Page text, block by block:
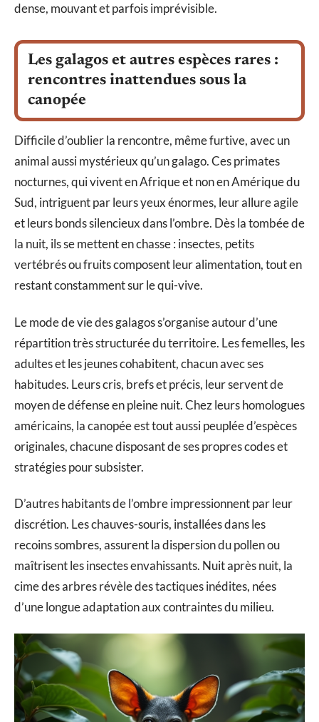
dense, mouvant et parfois imprévisible.
Les galagos et autres espèces rares :
rencontres inattendues sous la
canopée
Difficile d’oublier la rencontre, même furtive, avec un
animal aussi mystérieux qu’un galago. Ces primates
nocturnes, qui vivent en Afrique et non en Amérique du
Sud, intriguent par leurs yeux énormes, leur allure agile
et leurs bonds silencieux dans l’ombre. Dès la tombée de
la nuit, ils se mettent en chasse : insectes, petits
vertébrés ou fruits composent leur alimentation, tout en
restant constamment sur le qui-vive.
Le mode de vie des galagos s’organise autour d’une
répartition très structurée du territoire. Les femelles, les
adultes et les jeunes cohabitent, chacun avec ses
habitudes. Leurs cris, brefs et précis, leur servent de
moyen de défense en pleine nuit. Chez leurs homologues
américains, la canopée est tout aussi peuplée d’espèces
originales, chacune disposant de ses propres codes et
stratégies pour subsister.
D’autres habitants de l’ombre impressionnent par leur
discrétion. Les chauves-souris, installées dans les
recoins sombres, assurent la dispersion du pollen ou
maîtrisent les insectes envahissants. Nuit après nuit, la
cime des arbres révèle des tactiques inédites, nées
d’une longue adaptation aux contraintes du milieu.